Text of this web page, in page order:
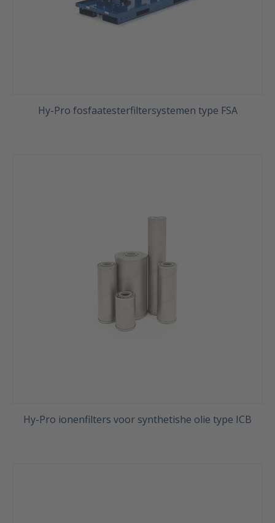
Hy-Pro fosfaatesterfiltersystemen type FSA
Hy-Pro ionenfilters voor synthetishe olie type ICB